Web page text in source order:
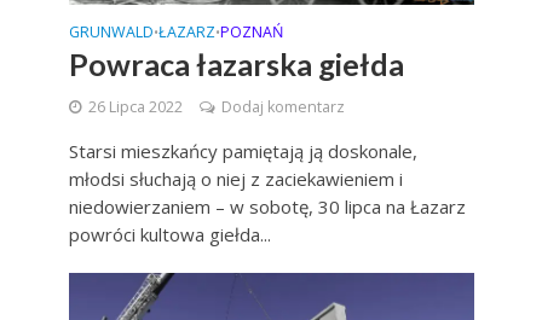
GRUNWALD•ŁAZARZ•POZNAŃ
Powraca łazarska giełda
26 Lipca 2022 Dodaj komentarz
Starsi mieszkańcy pamiętają ją doskonale,
młodsi słuchają o niej z zaciekawieniem i
niedowierzaniem – w sobotę, 30 lipca na Łazarz
powróci kultowa giełda...